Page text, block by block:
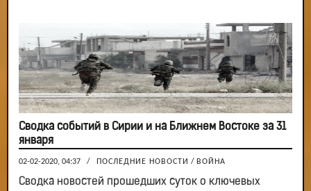
Сводка событий в Сирии и на Ближнем Востоке за 31
января
02-02-2020, 04:37 / ПОСЛЕДНИЕ НОВОСТИ / ВОЙНА
Сводка новостей прошедших суток о ключевых